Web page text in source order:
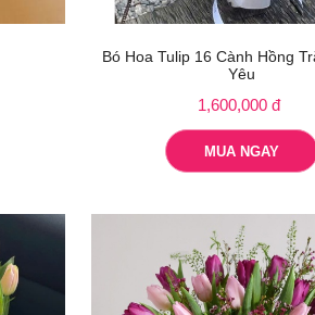
Bó Hoa Tulip 16 Cành Hồng
Yêu
1,600,000 đ
MUA NGAY